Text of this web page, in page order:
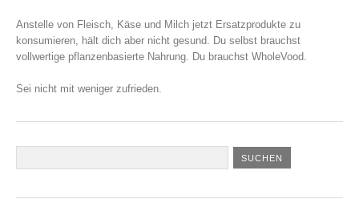
Anstelle von Fleisch, Käse und Milch jetzt Ersatzprodukte zu
konsumieren, hält dich aber nicht gesund. Du selbst brauchst
vollwertige pflanzenbasierte Nahrung. Du brauchst WholeVood.
Sei nicht mit weniger zufrieden.